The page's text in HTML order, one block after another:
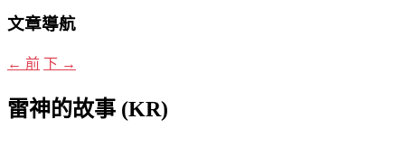
文章導航
← 前 下 →
雷神的故事 (KR)